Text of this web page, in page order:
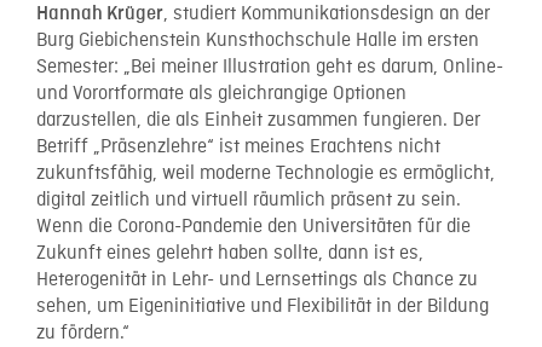
Hannah Krüger, studiert Kommunikationsdesign an der
Burg Giebichenstein Kunsthochschule Halle im ersten
Semester: „Bei meiner Illustration geht es darum, Online-
und Vorortformate als gleichrangige Optionen
darzustellen, die als Einheit zusammen fungieren. Der
Betriff „Präsenzlehre“ ist meines Erachtens nicht
zukunftsfähig, weil moderne Technologie es ermöglicht,
digital zeitlich und virtuell räumlich präsent zu sein.
Wenn die Corona-Pandemie den Universitäten für die
Zukunft eines gelehrt haben sollte, dann ist es,
Heterogenität in Lehr- und Lernsettings als Chance zu
sehen, um Eigeninitiative und Flexibilität in der Bildung
zu fördern.“